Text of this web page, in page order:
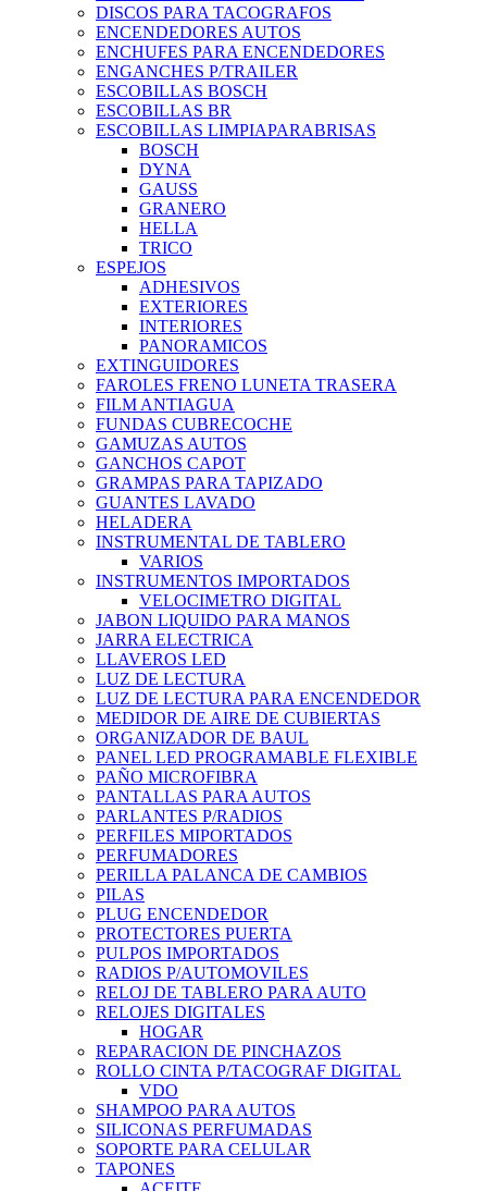
DISCOS PARA TACOGRAFOS
ENCENDEDORES AUTOS
ENCHUFES PARA ENCENDEDORES
ENGANCHES P/TRAILER
ESCOBILLAS BOSCH
ESCOBILLAS BR
ESCOBILLAS LIMPIAPARABRISAS
BOSCH
DYNA
GAUSS
GRANERO
HELLA
TRICO
ESPEJOS
ADHESIVOS
EXTERIORES
INTERIORES
PANORAMICOS
EXTINGUIDORES
FAROLES FRENO LUNETA TRASERA
FILM ANTIAGUA
FUNDAS CUBRECOCHE
GAMUZAS AUTOS
GANCHOS CAPOT
GRAMPAS PARA TAPIZADO
GUANTES LAVADO
HELADERA
INSTRUMENTAL DE TABLERO
VARIOS
INSTRUMENTOS IMPORTADOS
VELOCIMETRO DIGITAL
JABON LIQUIDO PARA MANOS
JARRA ELECTRICA
LLAVEROS LED
LUZ DE LECTURA
LUZ DE LECTURA PARA ENCENDEDOR
MEDIDOR DE AIRE DE CUBIERTAS
ORGANIZADOR DE BAUL
PANEL LED PROGRAMABLE FLEXIBLE
PAÑO MICROFIBRA
PANTALLAS PARA AUTOS
PARLANTES P/RADIOS
PERFILES MIPORTADOS
PERFUMADORES
PERILLA PALANCA DE CAMBIOS
PILAS
PLUG ENCENDEDOR
PROTECTORES PUERTA
PULPOS IMPORTADOS
RADIOS P/AUTOMOVILES
RELOJ DE TABLERO PARA AUTO
RELOJES DIGITALES
HOGAR
REPARACION DE PINCHAZOS
ROLLO CINTA P/TACOGRAF DIGITAL
VDO
SHAMPOO PARA AUTOS
SILICONAS PERFUMADAS
SOPORTE PARA CELULAR
TAPONES